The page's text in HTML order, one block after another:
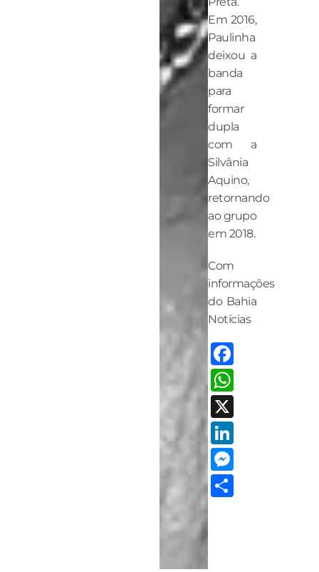
Em 2016,
Paulinha
deixou a
banda
para
formar
dupla
com a
Silvânia
Aquino,
retornando
ao grupo
em 2018.
Com
informações
do Bahia
Notícias